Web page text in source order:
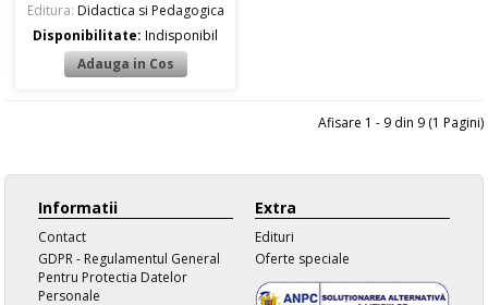
Editura: Didactica si Pedagogica
Disponibilitate:Indisponibil
Afisare 1 - 9 din 9 (1 Pagini)
Informatii
Contact
GDPR - Regulamentul General
Pentru Protectia Datelor
Personale
Extra
Edituri
Oferte speciale